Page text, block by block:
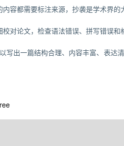
容都需要标注来源，抄袭是学术界的
对论文，检查语法错误、拼写错误和
写出一篇结构合理、内容丰富、表达